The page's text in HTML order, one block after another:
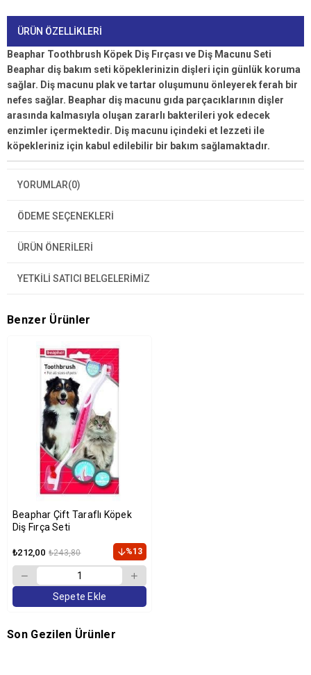
ÜRÜN ÖZELLIKLERI
Beaphar Toothbrush Köpek Diş Fırçası ve Diş Macunu Seti
Beaphar diş bakım seti köpeklerinizin dişleri için günlük koruma
sağlar. Diş macunu plak ve tartar oluşumunu önleyerek ferah bir
nefes sağlar. Beaphar diş macunu gıda parçacıklarının dişler
arasında kalmasıyla oluşan zararlı bakterileri yok edecek
enzimler içermektedir. Diş macunu içindeki et lezzeti ile
köpekleriniz için kabul edilebilir bir bakım sağlamaktadır.
YORUMLAR(0)
ÖDEME SEÇENEKLERI
ÜRÜN ÖNERILERI
YETKİLİ SATICI BELGELERİMİZ
Benzer Ürünler
Beaphar Çift Taraflı Köpek
Diş Fırça Seti
₺212,00 ₺243,80 %13
Sepete Ekle
Son Gezilen Ürünler